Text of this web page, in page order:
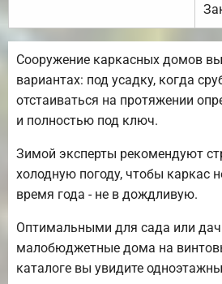
Сооружение каркасных домов
вариантах: под усадку, когда
отстаиваться на протяжении
и полностью под ключ.
Зимой эксперты рекомендуют
холодную погоду, чтобы каркас
время года - не в дождливую.
Оптимальными для сада или
малобюджетные дома на
каталоге вы увидите